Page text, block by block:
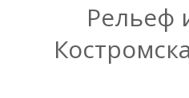
Рельеф